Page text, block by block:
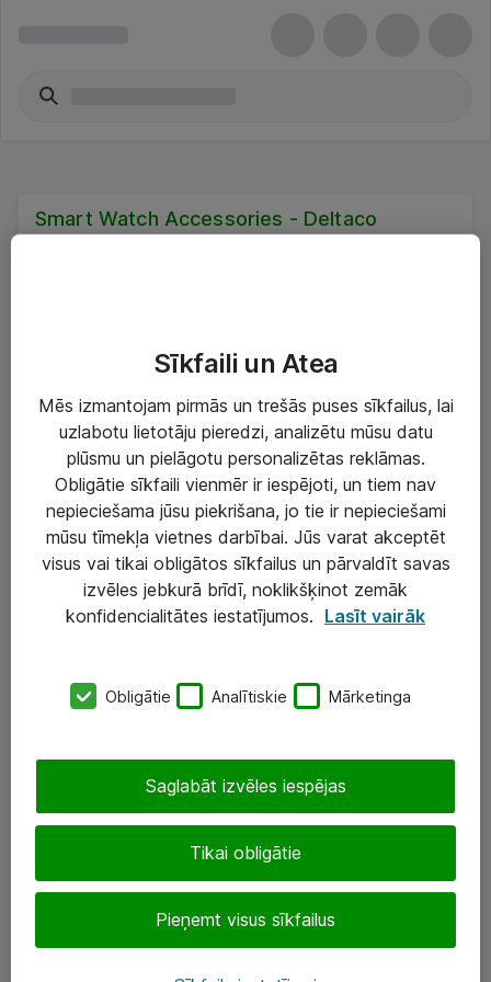
Smart Watch Accessories - Deltaco
Deltaco
Risinājumi & Pakalpojumi
IT serviss un atbalsts
Darba vietu IT risinājumi
SIA „ATEA”
eShop@atea.lv
Sīkfaili un Atea
Mēs izmantojam pirmās un trešās puses sīkfailus, lai
uzlabotu lietotāju pieredzi, analizētu mūsu datu
plūsmu un pielāgotu personalizētas reklāmas.
Obligātie sīkfaili vienmēr ir iespējoti, un tiem nav
nepieciešama jūsu piekrišana, jo tie ir nepieciešami
mūsu tīmekļa vietnes darbībai. Jūs varat akceptēt
visus vai tikai obligātos sīkfailus un pārvaldīt savas
izvēles jebkurā brīdī, noklikšķinot zemāk
konfidencialitātes iestatījumos. Lasīt vairāk
Obligātie Analītiskie Mārketinga
Tikai obligātie
Pieņemt visus sīkfailus
Saglabāt izvēles iespējas